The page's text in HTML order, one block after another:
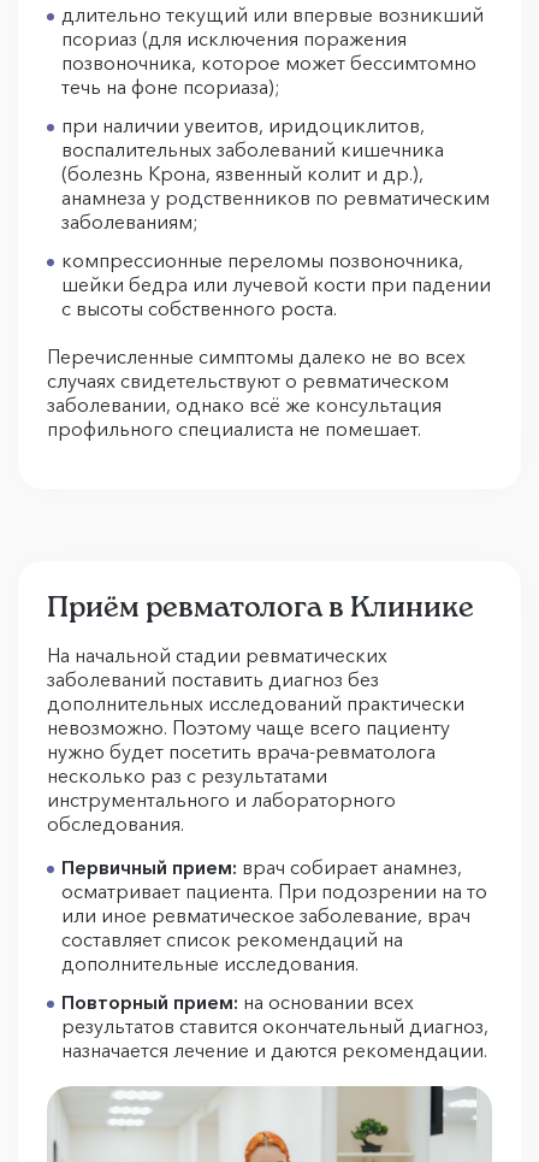
длительно текущий или впервые возникший
псориаз (для исключения поражения
позвоночника, которое может бессимтомно
течь на фоне псориаза);
при наличии увеитов, иридоциклитов,
воспалительных заболеваний кишечника
(болезнь Крона, язвенный колит и др.),
анамнеза у родственников по ревматическим
заболеваниям;
компрессионные переломы позвоночника,
шейки бедра или лучевой кости при падении
с высоты собственного роста.
Перечисленные симптомы далеко не во всех
случаях свидетельствуют о ревматическом
заболевании, однако всё же консультация
профильного специалиста не помешает.
Приём ревматолога в Клинике
На начальной стадии ревматических
заболеваний поставить диагноз без
дополнительных исследований практически
невозможно. Поэтому чаще всего пациенту
нужно будет посетить врача-ревматолога
несколько раз с результатами
инструментального и лабораторного
обследования.
Первичный прием: врач собирает анамнез,
осматривает пациента. При подозрении на то
или иное ревматическое заболевание, врач
составляет список рекомендаций на
дополнительные исследования.
Повторный прием: на основании всех
результатов ставится окончательный диагноз,
назначается лечение и даются рекомендации.